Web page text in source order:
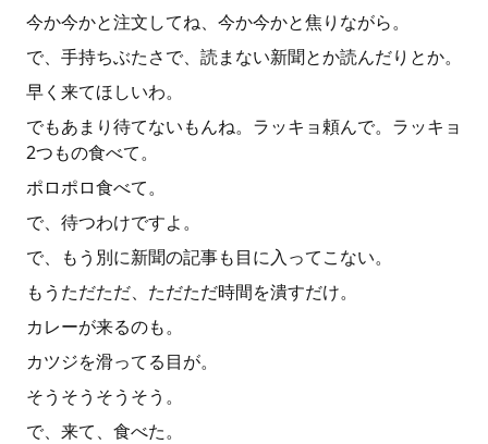
今か今かと注文してね、今か今かと焦りながら。
で、手持ちぶたさで、読まない新聞とか読んだりとか。
早く来てほしいわ。
でもあまり待てないもんね。ラッキョ頼んで。ラッキョ
2つもの食べて。
ポロポロ食べて。
で、待つわけですよ。
で、もう別に新聞の記事も目に入ってこない。
もうただただ、ただただ時間を潰すだけ。
カレーが来るのも。
カツジを滑ってる目が。
そうそうそうそう。
で、来て、食べた。